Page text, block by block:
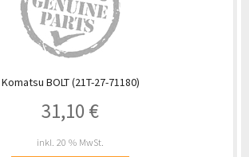
Komatsu BOLT (21T-27-71180)
31,10 €
inkl. 20 % MwSt.